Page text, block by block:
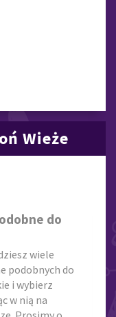
Wieże
do
wiele
podobnych do
i wybierz
w nią na